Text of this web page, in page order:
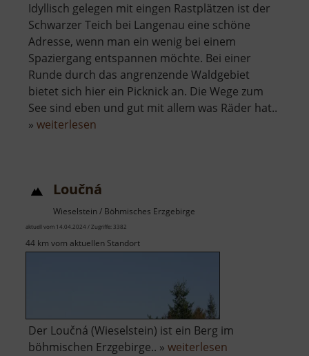
Idyllisch gelegen mit eingen Rastplätzen ist der
Schwarzer Teich bei Langenau eine schöne
Adresse, wenn man ein wenig bei einem
Spaziergang entspannen möchte. Bei einer
Runde durch das angrenzende Waldgebiet
bietet sich hier ein Picknick an. Die Wege zum
See sind eben und gut mit allem was Räder hat..
» weiterlesen
Langenau
Loučná
Wieselstein / Böhmisches Erzgebirge
aktuell vom 14.04.2024 / Zugriffe: 3382
44 km vom aktuellen Standort
Der Loučná (Wieselstein) ist ein Berg im
böhmischen Erzgebirge.. » weiterlesen